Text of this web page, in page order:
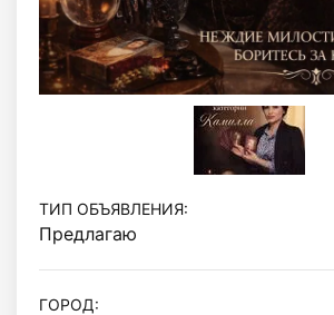
ТИП ОБЪЯВЛЕНИЯ:
Предлагаю
ГОРОД: